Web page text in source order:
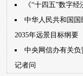
《“十四五”数字经
中华人民共和国
2035年远景目标纲要
中央网信办有关负
记者问